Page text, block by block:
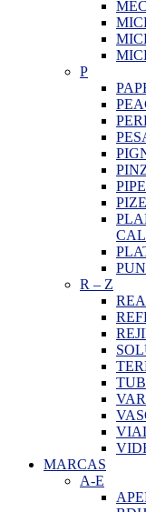
P
R – Z
MARCAS
A-E